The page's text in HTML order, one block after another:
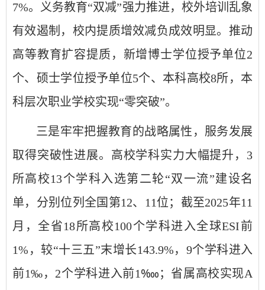
7%。义务教育“双减”强力推进，校外培训乱象
有效遏制，校内提质增效减负成效明显。推动
高等教育扩容提质，新增博士学位授予单位2
个、硕士学位授予单位5个、本科高校8所，本
科层次职业学校实现“零突破”。
三是牢牢把握教育的战略属性，服务发展
取得突破性进展。高校学科实力大幅提升，3
所高校13个学科入选第二轮“双一流”建设名
单，分别位列全国第12、11位；截至2025年11
月，全省18所高校100个学科进入全球ESI前
1%，较“十三五”末增长143.9%，9个学科进入
前1‰，2个学科进入前1‱；省属高校实现A